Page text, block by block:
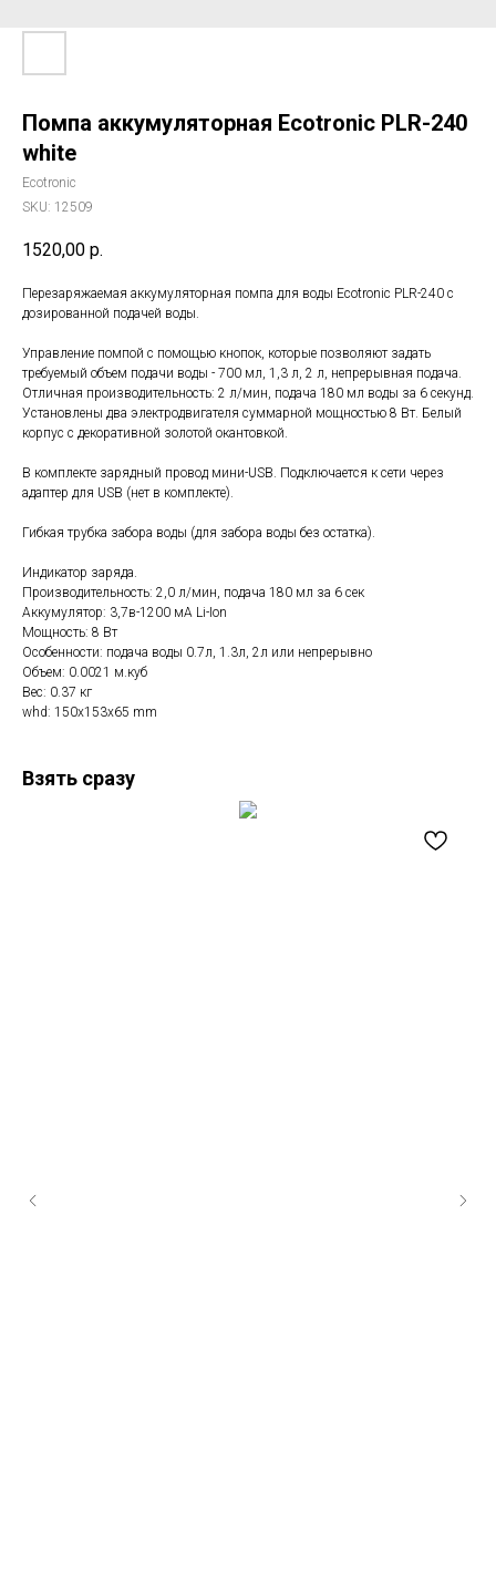
Помпа аккумуляторная Ecotronic PLR-240
white
Ecotronic
SKU: 12509
1520,00 р.
Перезаряжаемая аккумуляторная помпа для воды Ecotronic PLR-240 с
дозированной подачей воды.
Управление помпой с помощью кнопок, которые позволяют задать
требуемый объем подачи воды - 700 мл, 1,3 л, 2 л, непрерывная подача.
Отличная производительность: 2 л/мин, подача 180 мл воды за 6 секунд.
Установлены два электродвигателя суммарной мощностью 8 Вт. Белый
корпус с декоративной золотой окантовкой.
В комплекте зарядный провод мини-USB. Подключается к сети через
адаптер для USB (нет в комплекте).
Гибкая трубка забора воды (для забора воды без остатка).
Индикатор заряда.
Производительность: 2,0 л/мин, подача 180 мл за 6 сек
Аккумулятор: 3,7в-1200 мА Li-Ion
Мощность: 8 Вт
Особенности: подача воды 0.7л, 1.3л, 2л или непрерывно
Объем: 0.0021 м.куб
Вес: 0.37 кг
whd: 150x153x65 mm
Взять сразу